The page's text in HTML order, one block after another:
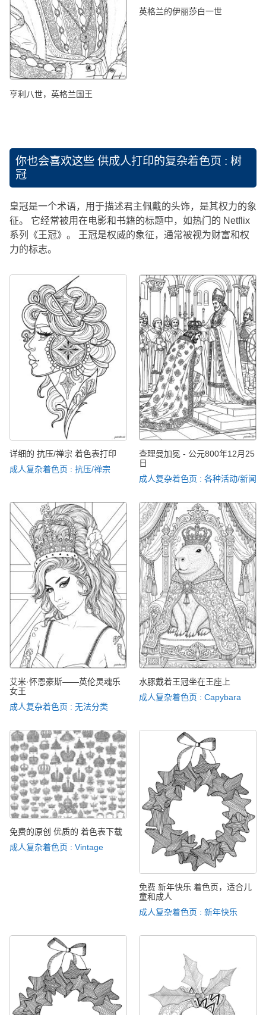
亨利八世，英格兰国王
英格兰的伊丽莎白一世
你也会喜欢这些 供成人打印的复杂着色页 : 树
冠
皇冠是一个术语，用于描述君主佩戴的头饰，是其权力的象
征。 它经常被用在电影和书籍的标题中，如热门的 Netflix
系列《王冠》。 王冠是权威的象征，通常被视为财富和权
力的标志。
详细的 抗压/禅宗 着色表打印
成人复杂着色页 : 抗压/禅宗
查理曼加冕 - 公元800年12月25
日
成人复杂着色页 : 各种活动/新闻
艾米·怀恩豪斯——英伦灵魂乐
女王
成人复杂着色页 : 无法分类
水豚戴着王冠坐在王座上
成人复杂着色页 : Capybara
免费的原创 优质的 着色表下载
成人复杂着色页 : Vintage
免费 新年快乐 着色页，适合儿
童和成人
成人复杂着色页 : 新年快乐